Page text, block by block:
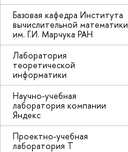
Базовая кафедра Института
вычислительной математики
им. Г.И. Марчука РАН
Лаборатория
теоретической
информатики
Научно-учебная
лаборатория компании
Яндекс
Проектно-учебная
лаборатория Т